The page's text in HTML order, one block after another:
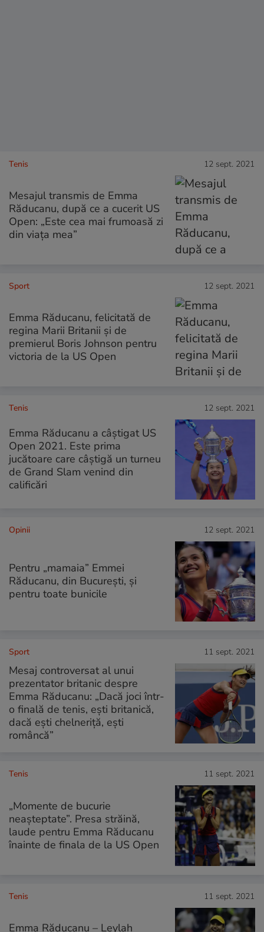
Tenis 12 sept. 2021
Mesajul transmis de Emma
Răducanu, după ce a cucerit US
Open: „Este cea mai frumoasă zi
din viața mea”
Sport 12 sept. 2021
Emma Răducanu, felicitată de
regina Marii Britanii și de
premierul Boris Johnson pentru
victoria de la US Open
Tenis 12 sept. 2021
Emma Răducanu a câștigat US
Open 2021. Este prima
jucătoare care câștigă un turneu
de Grand Slam venind din
calificări
Opinii 12 sept. 2021
Pentru „mamaia” Emmei
Răducanu, din București, și
pentru toate bunicile
Sport 11 sept. 2021
Mesaj controversat al unui
prezentator britanic despre
Emma Răducanu: „Dacă joci într-
o finală de tenis, ești britanică,
dacă ești chelneriţă, eşti
româncă”
Tenis 11 sept. 2021
„Momente de bucurie
neașteptate”. Presa străină,
laude pentru Emma Răducanu
înainte de finala de la US Open
Tenis 11 sept. 2021
Emma Răducanu – Leylah